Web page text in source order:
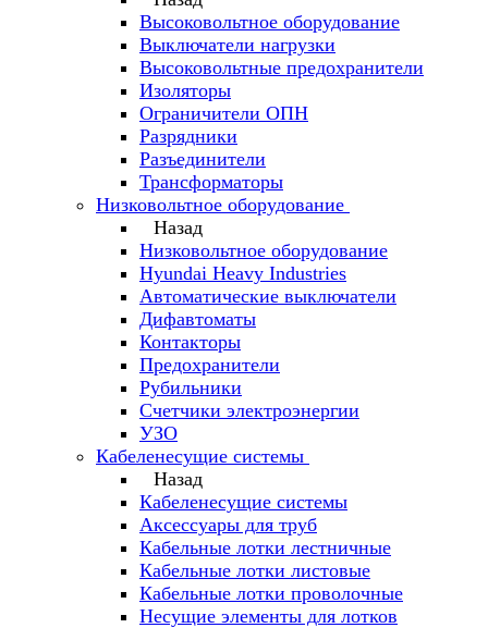
Высоковольтное оборудование
Выключатели нагрузки
Высоковольтные предохранители
Изоляторы
Ограничители ОПН
Разрядники
Разъединители
Трансформаторы
Низковольтное оборудование
Назад
Низковольтное оборудование
Hyundai Heavy Industries
Автоматические выключатели
Дифавтоматы
Контакторы
Предохранители
Рубильники
Счетчики электроэнергии
УЗО
Кабеленесущие системы
Назад
Кабеленесущие системы
Аксессуары для труб
Кабельные лотки лестничные
Кабельные лотки листовые
Кабельные лотки проволочные
Несущие элементы для лотков